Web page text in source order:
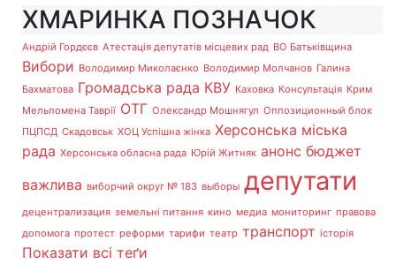
ХМАРИНКА ПОЗНАЧОК
Андрій Гордєєв Атестація депутатів місцевих рад ВО Батьківщина
Вибори Володимир Миколаєнко Володимир Молчанов Галина
Бахматова Громадська рада КВУ Каховка Консультація Крим
Мельпомена Таврії ОТГ Олександр Мошнягул Оппозиционный блок
ПЦПСД Скадовськ ХОЦ Успішна жінка Херсонська міська
рада Херсонська обласна рада Юрій Житняк анонс бюджет
важлива виборчий округ № 183 выборы депутати
децентрализация земельні питання кино медиа мониторинг правова
допомога протест реформи тарифи театр транспорт історія
Показати всі теґи